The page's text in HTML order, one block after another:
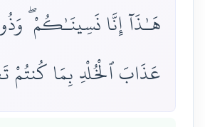
هَـٰذَآ إِنَّا نَسِينَـٰكُمْ
عَذَابَ ٱلْخُلْدِ بِمَا كُنتُمْ